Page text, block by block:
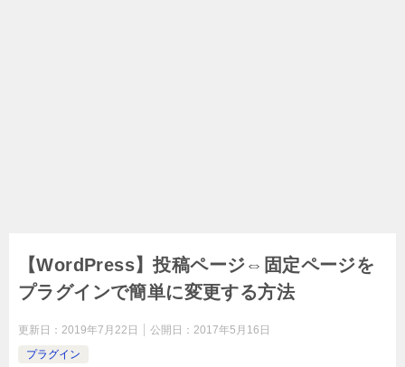
【WordPress】投稿ページ⇔固定ページを
プラグインで簡単に変更する方法
更新日： 2019年7月22日 公開日： 2017年5月16日
プラグイン